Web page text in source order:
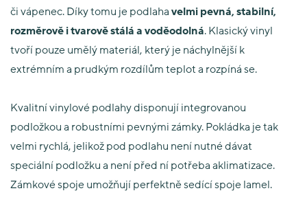
či vápenec. Díky tomu je podlaha velmi pevná, stabilní,
rozměrově i tvarově stálá a voděodolná. Klasický vinyl
tvoří pouze umělý materiál, který je náchylnější k
extrémním a prudkým rozdílům teplot a rozpíná se.
Kvalitní vinylové podlahy disponují integrovanou
podložkou a robustními pevnými zámky. Pokládka je tak
velmi rychlá, jelikož pod podlahu není nutné dávat
speciální podložku a není před ní potřeba aklimatizace.
Zámkové spoje umožňují perfektně sedící spoje lamel.